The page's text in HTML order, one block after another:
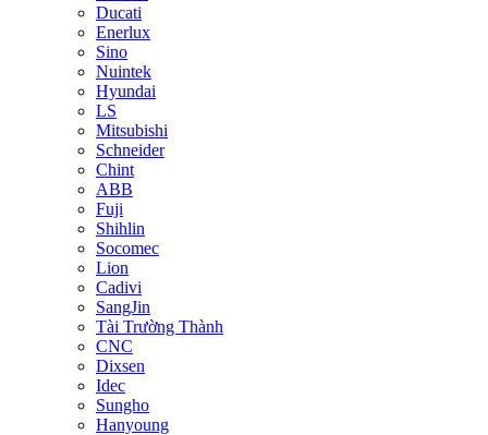
Ducati
Enerlux
Sino
Nuintek
Hyundai
LS
Mitsubishi
Schneider
Chint
ABB
Fuji
Shihlin
Socomec
Lion
Cadivi
SangJin
Tài Trường Thành
CNC
Dixsen
Idec
Sungho
Hanyoung